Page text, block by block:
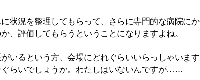
状況を整理してもらって、さらに専門的な病院にか
、評価してもらうということになりますよね。
いるという方、会場にどれぐらいいらっしゃいます
ぐらいでしょうか。わたしはいないんですが……